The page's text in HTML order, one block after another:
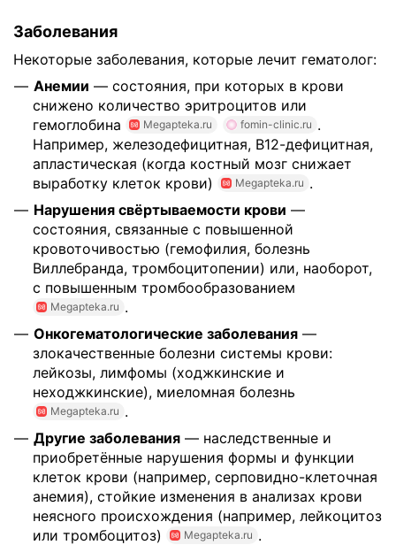
Заболевания
Некоторые заболевания, которые лечит гематолог:
Анемии — состояния, при которых в крови
снижено количество эритроцитов или
гемоглобина
Megapteka.ru fomin-clinic.ru .
Например, железодефицитная, В12-дефицитная,
апластическая (когда костный мозг снижает
выработку клеток крови)
Megapteka.ru .
Нарушения свёртываемости крови —
состояния, связанные с повышенной
кровоточивостью (гемофилия, болезнь
Виллебранда, тромбоцитопении) или, наоборот,
с повышенным тромбообразованием
Megapteka.ru .
Онкогематологические заболевания —
злокачественные болезни системы крови:
лейкозы, лимфомы (ходжкинские и
неходжкинские), миеломная болезнь
Megapteka.ru .
Другие заболевания — наследственные и
приобретённые нарушения формы и функции
клеток крови (например, серповидно-клеточная
анемия), стойкие изменения в анализах крови
неясного происхождения (например, лейкоцитоз
или тромбоцитоз)
Megapteka.ru .